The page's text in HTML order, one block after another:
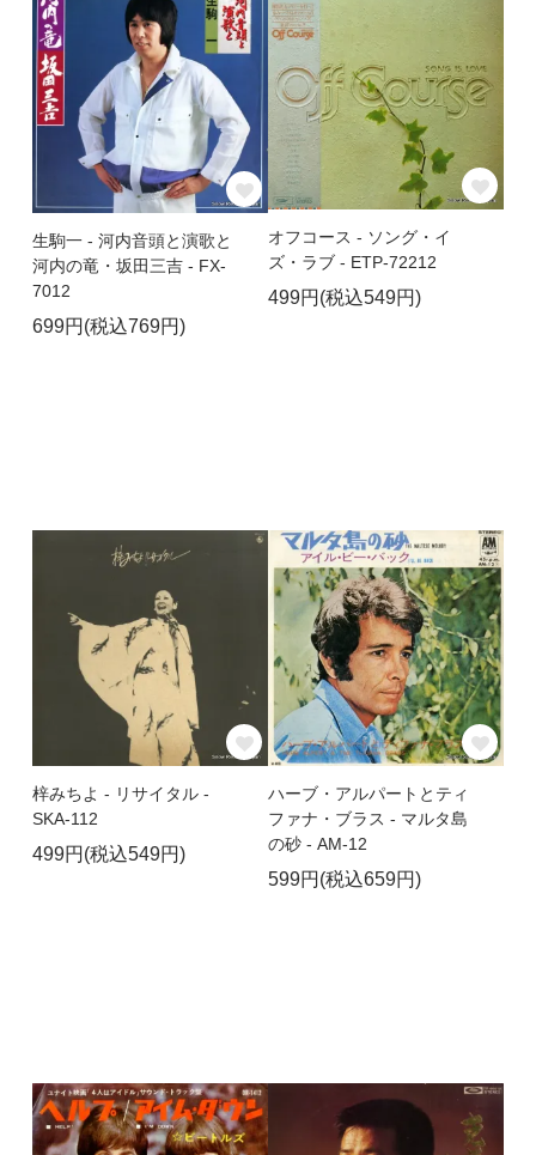
生駒一 - 河内音頭と演歌と
河内の竜・坂田三吉 - FX-
7012
699円(税込769円)
オフコース - ソング・イ
ズ・ラブ - ETP-72212
499円(税込549円)
梓みちよ - リサイタル -
SKA-112
499円(税込549円)
ハーブ・アルパートとティ
ファナ・ブラス - マルタ島
の砂 - AM-12
599円(税込659円)